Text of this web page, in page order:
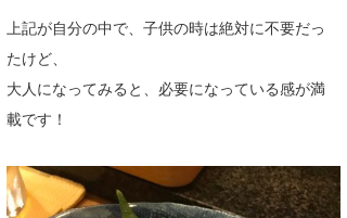
上記が自分の中で、子供の時は絶対に不要だっ
たけど、
大人になってみると、必要になっている感が満
載です！
ゴン
wanda